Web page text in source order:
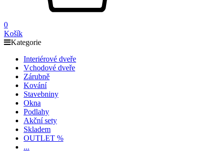
0
Košík
Kategorie
Interiérové dveře
Vchodové dveře
Zárubně
Kování
Stavebniny
Okna
Podlahy
Akční sety
Skladem
OUTLET %
...